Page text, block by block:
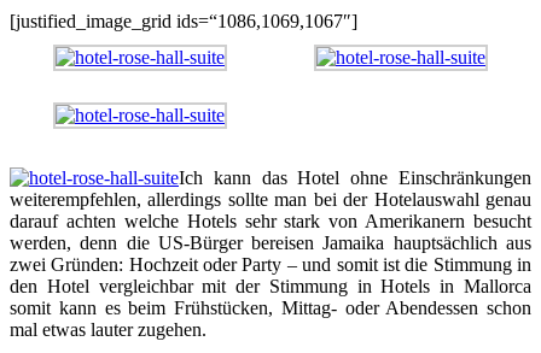
[justified_image_grid ids=“1086,1069,1067″]
Ich kann das Hotel ohne Einschränkungen
weiterempfehlen, allerdings sollte man bei der Hotelauswahl genau
darauf achten welche Hotels sehr stark von Amerikanern besucht
werden, denn die US-Bürger bereisen Jamaika hauptsächlich aus
zwei Gründen: Hochzeit oder Party – und somit ist die Stimmung in
den Hotel vergleichbar mit der Stimmung in Hotels in Mallorca
somit kann es beim Frühstücken, Mittag- oder Abendessen schon
mal etwas lauter zugehen.